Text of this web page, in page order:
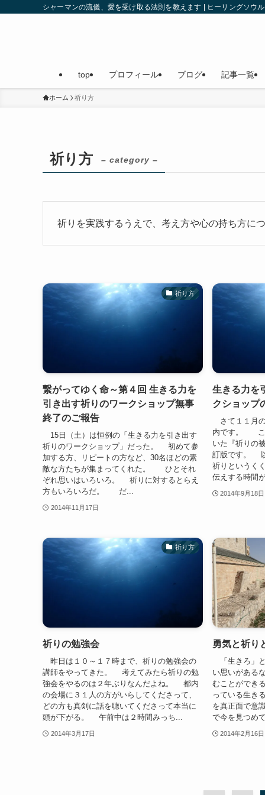
シャーマンの流儀、愛を受け取る法則を教えます | ヒーリングソ
top プロフィール ブログ 記事一覧
ホーム 祈り方
祈り方 – category –
祈りを実践するうえで、考え方や心の持ち方に
祈り方
繋がってゆく命～第４回 生きる力を
引き出す祈りのワークショップ無事
終了のご報告
15日（土）は恒例の「生きる力を引き出す
祈りのワークショップ」だった。 初めて参
加する方、リピートの方など、30名ほどの素
敵な方たちが集まってくれた。 ひとそれ
ぞれ思いはいろいろ。 祈りに対するとらえ
方もいろいろだ。 だ...
2014年11月17日
生きる力を
クショップ
さて１１月
内です。 こ
いた『祈りの
訂版です。
祈りというく
伝えする時間
2014年9月18日
祈り方
祈りの勉強会
昨日は１０～１７時まで、祈りの勉強会の
講師をやってきた。 考えてみたら祈りの勉
強会をやるのは２年ぶりなんだよね。 都内
の会場に３１人の方がいらしてくださって、
どの方も真剣に話を聴いてくださって本当に
頭が下がる。 午前中は２時間みっち...
2014年3月17日
勇気と祈り
「生きろ」
い思いがある
むことができ
っている生き
を真正面で意
で今を見つ
2014年2月16日